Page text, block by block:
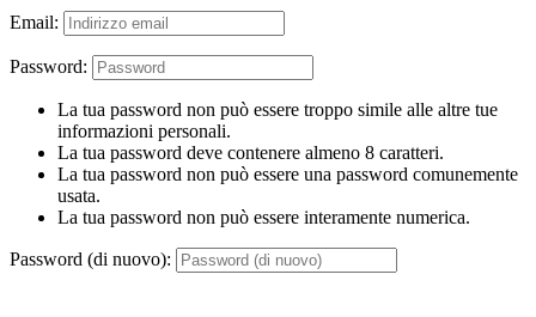
Email:
Password:
La tua password non può essere troppo simile alle altre tue
informazioni personali.
La tua password deve contenere almeno 8 caratteri.
La tua password non può essere una password comunemente
usata.
La tua password non può essere interamente numerica.
Password (di nuovo):